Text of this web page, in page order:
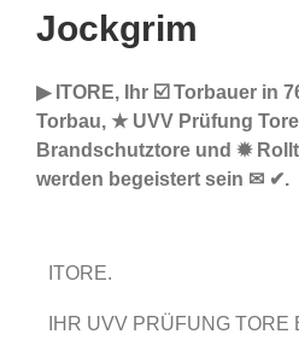
Jockgrim
▶︎ ITORE, Ihr ☑️ Torbauer in
Torbau, ★ UVV Prüfung
Brandschutztore und ✹
werden begeistert sein ✉ ✔.
ITORE.
IHR UVV PRÜFUNG TORE